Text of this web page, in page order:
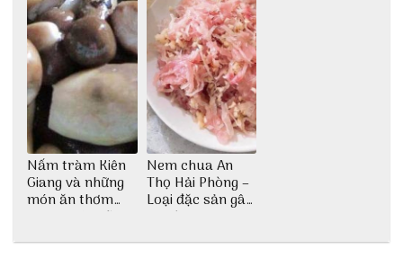
Nấm tràm Kiên
Giang và những
món ăn thơm
ngon khó cưỡng
Nem chua An
Thọ Hải Phòng –
Loại đặc sản gây
nghiện